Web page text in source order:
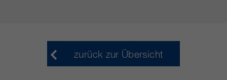
zurück zur Übersicht